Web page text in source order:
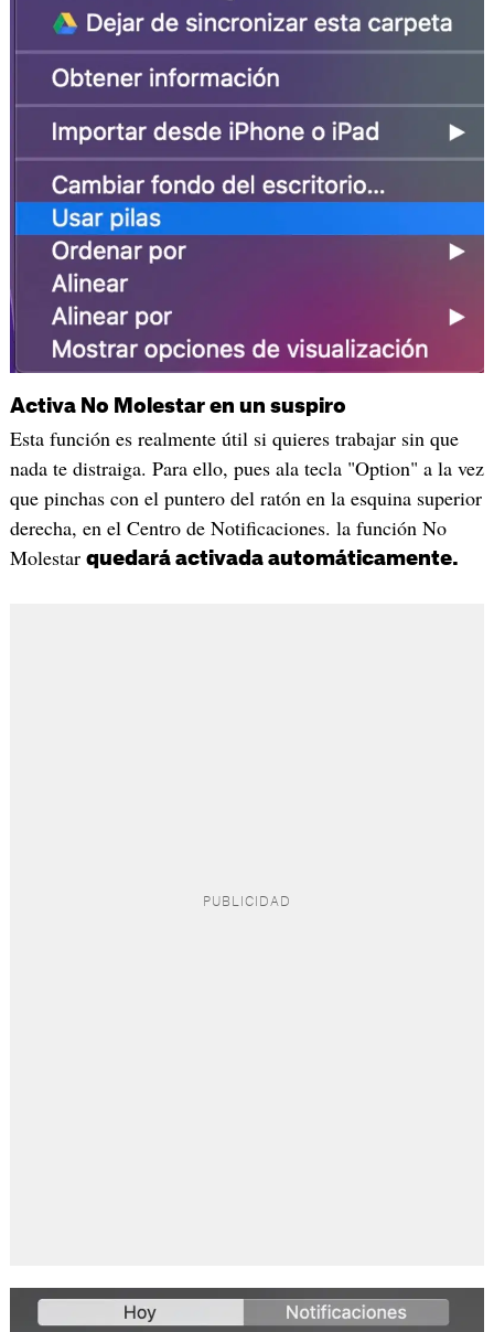
Activa No Molestar en un suspiro
Esta función es realmente útil si quieres trabajar sin que
nada te distraiga. Para ello, pues ala tecla "Option" a la vez
que pinchas con el puntero del ratón en la esquina superior
derecha, en el Centro de Notificaciones. la función No
Molestar quedará activada automáticamente.